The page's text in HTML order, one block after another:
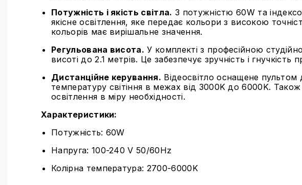
Потужність і якість світла. З потужністю 60W та
якісне освітлення, яке передає кольори з високою
кольорів має вирішальне значення.
Регульована висота. У комплекті з професійною
висоті до 2.1 метрів. Це забезпечує зручність і
Дистанційне керування. Відеосвітло оснащене пультом
температуру світіння в межах від 3000K до 6000K.
освітлення в міру необхідності.
Характеристики:
Потужність: 60W
Напруга: 100-240 V 50/60Hz
Колірна температура: 2700-6000K